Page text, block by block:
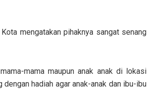
mengatakan pihaknya sangat senang
mama maupun anak anak di lokasi
hadiah agar anak-anak dan ibu-ibu